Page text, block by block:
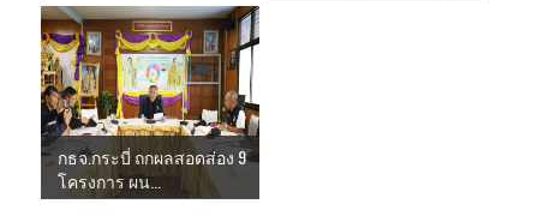
กธจ.กระบี่ ถกผลสอดส่อง 9
โครงการ ผน...